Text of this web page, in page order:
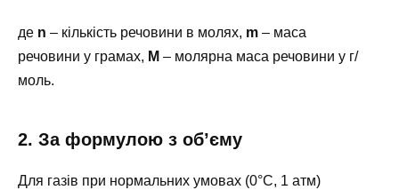
де n – кількість речовини в молях, m – маса
речовини у грамах, M – молярна маса речовини у г/
моль.
2. За формулою з об’єму
Для газів при нормальних умовах (0°C, 1 атм)